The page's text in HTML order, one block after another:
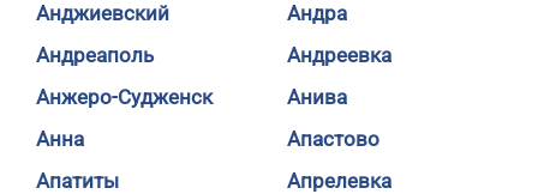
Анджиевский
Андра
Андреаполь
Андреевка
Анжеро-Судженск
Анива
Анна
Апастово
Апатиты
Апрелевка